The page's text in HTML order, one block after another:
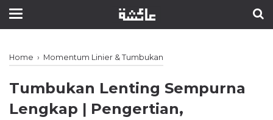
Home › Momentum Linier & Tumbukan
Tumbukan Lenting Sempurna
Lengkap ǀ Pengertian,